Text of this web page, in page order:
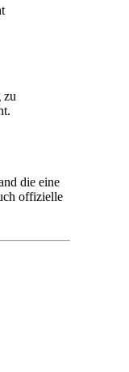
zu
die eine
offizielle